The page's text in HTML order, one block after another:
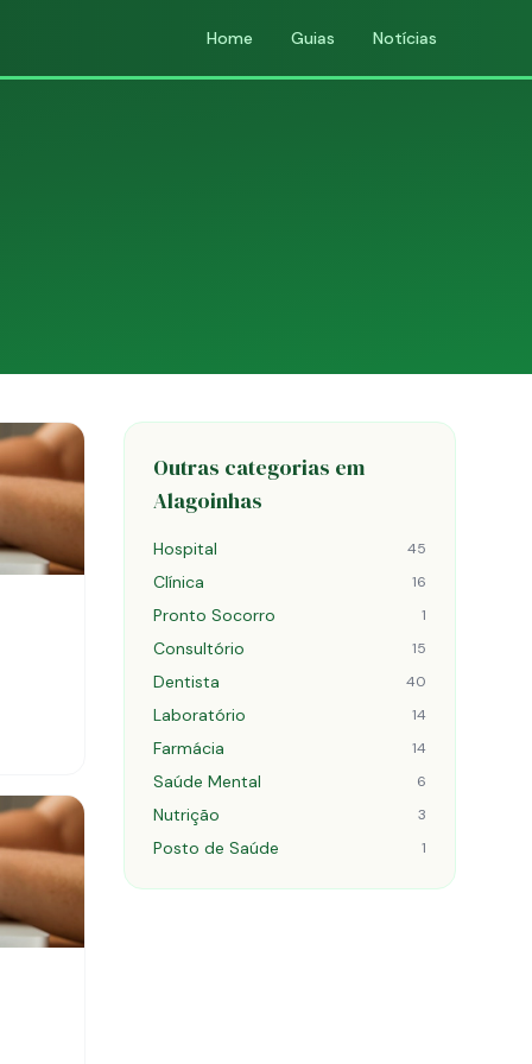
Home Guias Notícias
Outras categorias em
Alagoinhas
Hospital 45
Clínica 16
Pronto Socorro 1
Consultório 15
Dentista 40
Laboratório 14
Farmácia 14
Saúde Mental 6
Nutrição 3
Posto de Saúde 1